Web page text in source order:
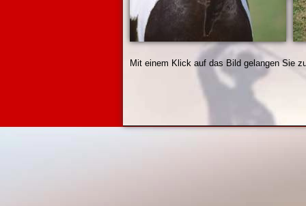
Mit einem Klick auf das Bild gelangen Sie